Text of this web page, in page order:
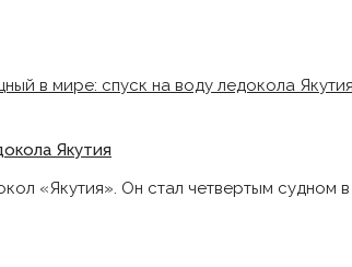
Якутия
«Якутия». Он стал четвертым